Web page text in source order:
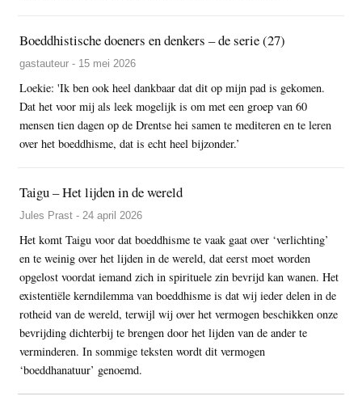
Boeddhistische doeners en denkers – de serie (27)
gastauteur - 15 mei 2026
Loekie: 'Ik ben ook heel dankbaar dat dit op mijn pad is gekomen.
Dat het voor mij als leek mogelijk is om met een groep van 60
mensen tien dagen op de Drentse hei samen te mediteren en te leren
over het boeddhisme, dat is echt heel bijzonder.’
Taigu – Het lijden in de wereld
Jules Prast - 24 april 2026
Het komt Taigu voor dat boeddhisme te vaak gaat over ‘verlichting’
en te weinig over het lijden in de wereld, dat eerst moet worden
opgelost voordat iemand zich in spirituele zin bevrijd kan wanen. Het
existentiële kerndilemma van boeddhisme is dat wij ieder delen in de
rotheid van de wereld, terwijl wij over het vermogen beschikken onze
bevrijding dichterbij te brengen door het lijden van de ander te
verminderen. In sommige teksten wordt dit vermogen
‘boeddhanatuur’ genoemd.